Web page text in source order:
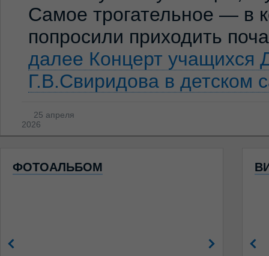
Самое трогательное — в
попросили приходить
далее Концерт
Г.В.Свиридова в детском
25 апреля
2026
ФОТОАЛЬБОМ